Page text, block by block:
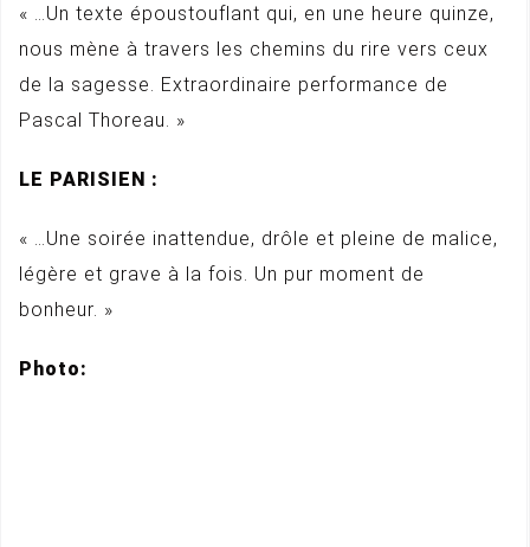
« …Un texte époustouflant qui, en une heure quinze,
nous mène à travers les chemins du rire vers ceux
de la sagesse. Extraordinaire performance de
Pascal Thoreau. »
LE PARISIEN :
« …Une soirée inattendue, drôle et pleine de malice,
légère et grave à la fois. Un pur moment de
bonheur. »
Photo: